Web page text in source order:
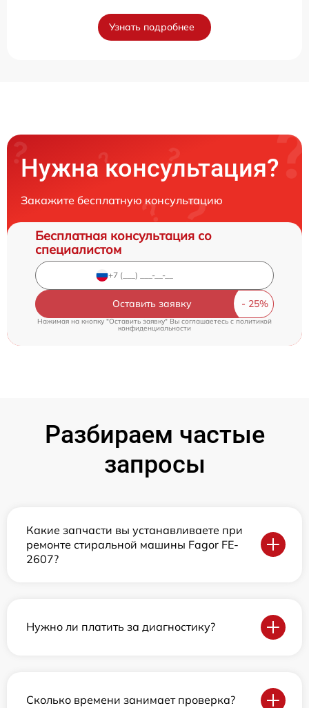
Узнать подробнее
Нужна консультация?
Закажите бесплатную консультацию
Бесплатная консультация со
специалистом
Оставить заявку
Нажимая на кнопку "Оставить заявку" Вы соглашаетесь cполитикой
конфиденциальности
Разбираем частые
запросы
Какие запчасти вы устанавливаете при
ремонте стиральной машины Fagor FE-
2607?
Нужно ли платить за диагностику?
Сколько времени занимает проверка?